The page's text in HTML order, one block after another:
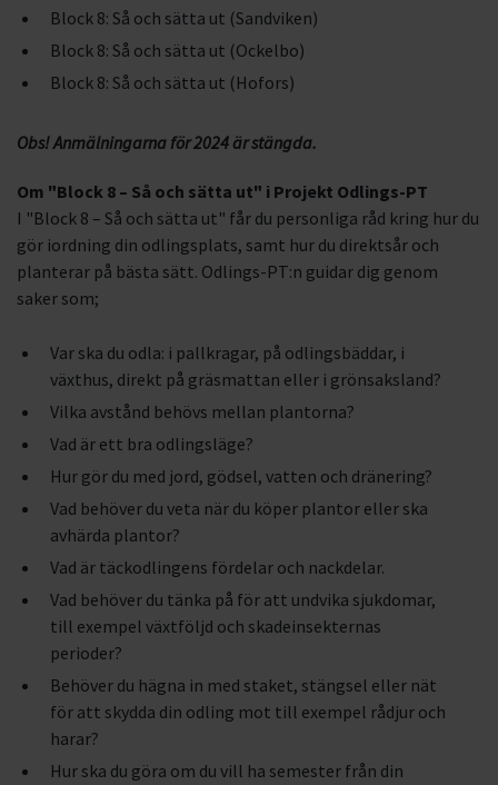
Block 8: Så och sätta ut (Sandviken)
Block 8: Så och sätta ut (Ockelbo)
Block 8: Så och sätta ut (Hofors)
Obs! Anmälningarna för 2024 är stängda.
Om "Block 8 – Så och sätta ut" i Projekt Odlings-PT
I "Block 8 – Så och sätta ut" får du personliga råd kring hur du
gör iordning din odlingsplats, samt hur du direktsår och
planterar på bästa sätt. Odlings-PT:n guidar dig genom
saker som;
Var ska du odla: i pallkragar, på odlingsbäddar, i
växthus, direkt på gräsmattan eller i grönsaksland?
Vilka avstånd behövs mellan plantorna?
Vad är ett bra odlingsläge?
Hur gör du med jord, gödsel, vatten och dränering?
Vad behöver du veta när du köper plantor eller ska
avhärda plantor?
Vad är täckodlingens fördelar och nackdelar.
Vad behöver du tänka på för att undvika sjukdomar,
till exempel växtföljd och skadeinsekternas
perioder?
Behöver du hägna in med staket, stängsel eller nät
för att skydda din odling mot till exempel rådjur och
harar?
Hur ska du göra om du vill ha semester från din